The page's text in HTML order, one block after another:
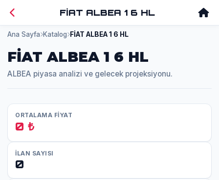
FİAT ALBEA 1 6 HL
Ana Sayfa Katalog FİAT ALBEA 1 6 HL
FİAT ALBEA 1 6 HL
ALBEA piyasa analizi ve gelecek projeksiyonu.
ORTALAMA FİYAT
0 ₺
İLAN SAYISI
0